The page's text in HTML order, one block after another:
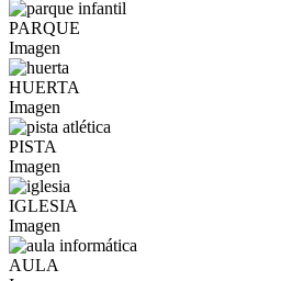
PARQUE
Imagen
HUERTA
Imagen
PISTA
Imagen
IGLESIA
Imagen
AULA